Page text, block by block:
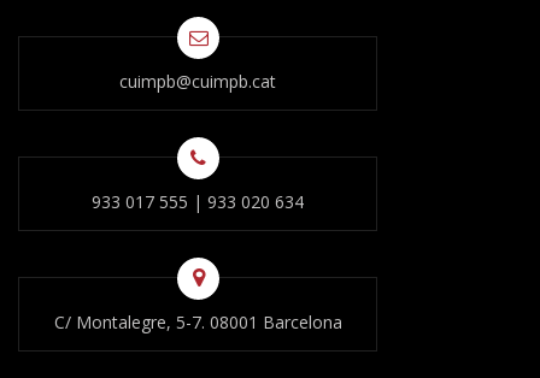
cuimpb@cuimpb.cat
933 017 555 | 933 020 634
C/ Montalegre, 5-7. 08001 Barcelona